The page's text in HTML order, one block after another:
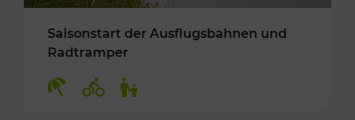
Saisonstart der Ausflugsbahnen und
Radtramper